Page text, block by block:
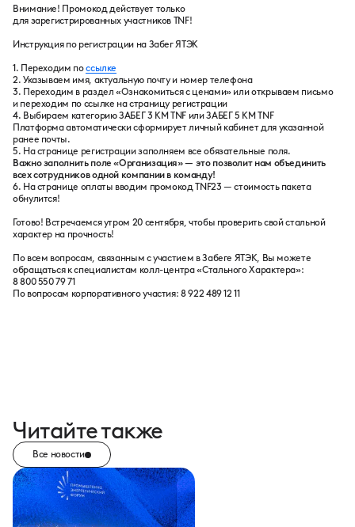
Внимание! Промокод действует только
для зарегистрированных участников TNF!
Инструкция по регистрации на Забег ЯТЭК
1. Переходим поссылке
2. Указываем имя, актуальную почту и номер телефона
3. Переходим в раздел «Ознакомиться с ценами» или открываем письмо
и переходим по ссылке на страницу регистрации
4. Выбираем категорию ЗАБЕГ 3 КМ TNF или ЗАБЕГ 5 КМ TNF
Платформа автоматически сформирует личный кабинет для указанной
ранее почты.
5. На странице регистрации заполняем все обязательные поля.
Важно заполнить поле «Организация» — это позволит нам объединить
всех сотрудников одной компании в команду!
6. На странице оплаты вводим промокод TNF23 — стоимость пакета
обнулится!
Готово! Встречаемся утром 20 сентября, чтобы проверить свой стальной
характер на прочность!
По всем вопросам, связанным с участием в Забеге ЯТЭК, Вы можете
обращаться к специалистам колл-центра «Стального Характера»:
8 800 550 79 71
По вопросам корпоративного участия: 8 922 489 12 11
Читайте также
Все новости